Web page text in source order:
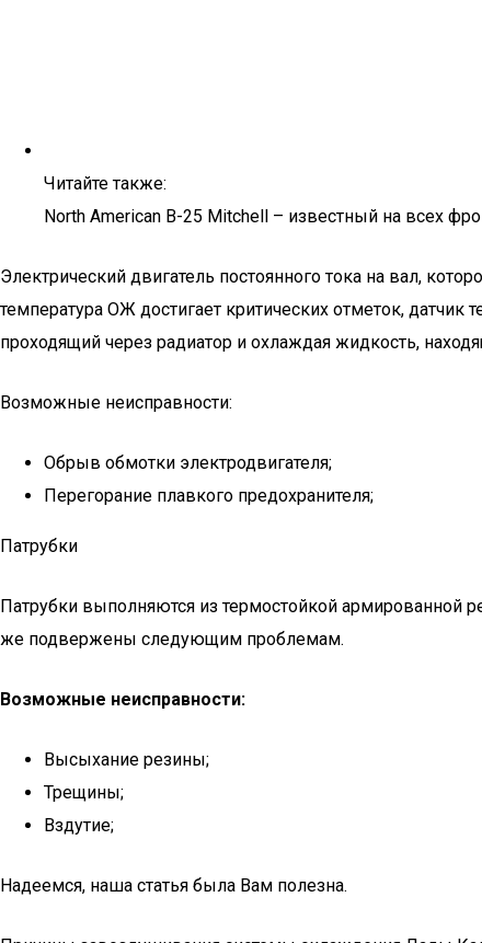
Читайте также:
North American B-25 Mitchell – известный на всех
Электрический двигатель постоянного тока на вал,
температура ОЖ достигает критических отметок,
проходящий через радиатор и охлаждая жидкость,
Возможные неисправности:
Обрыв обмотки электродвигателя;
Перегорание плавкого предохранителя;
Патрубки
Патрубки выполняются из термостойкой
же подвержены следующим проблемам.
Возможные неисправности:
Высыхание резины;
Трещины;
Вздутие;
Надеемся, наша статья была Вам полезна.